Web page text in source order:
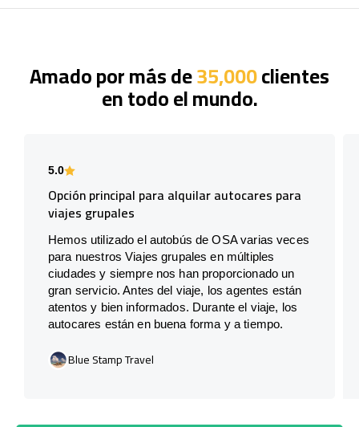
Amado por más de35,000clientes
en todo el mundo.
5.0
Opción principal para alquilar autocares para
viajes grupales
Hemos utilizado el autobús de OSA varias veces
para nuestros Viajes grupales en múltiples
ciudades y siempre nos han proporcionado un
gran servicio. Antes del viaje, los agentes están
atentos y bien informados. Durante el viaje, los
autocares están en buena forma y a tiempo.
Blue Stamp Travel